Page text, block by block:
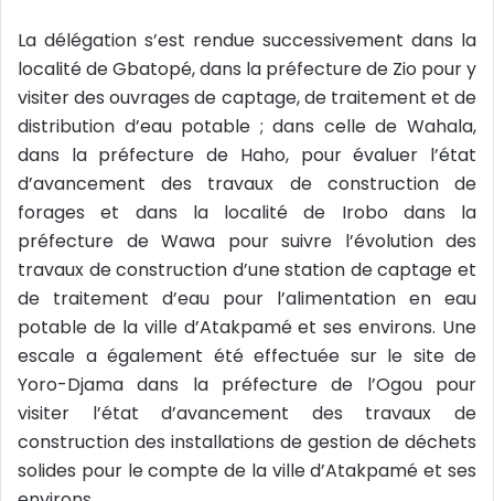
La délégation s’est rendue successivement dans la
localité de Gbatopé, dans la préfecture de Zio pour y
visiter des ouvrages de captage, de traitement et de
distribution d’eau potable ; dans celle de Wahala,
dans la préfecture de Haho, pour évaluer l’état
d’avancement des travaux de construction de
forages et dans la localité de Irobo dans la
préfecture de Wawa pour suivre l’évolution des
travaux de construction d’une station de captage et
de traitement d’eau pour l’alimentation en eau
potable de la ville d’Atakpamé et ses environs. Une
escale a également été effectuée sur le site de
Yoro-Djama dans la préfecture de l’Ogou pour
visiter l’état d’avancement des travaux de
construction des installations de gestion de déchets
solides pour le compte de la ville d’Atakpamé et ses